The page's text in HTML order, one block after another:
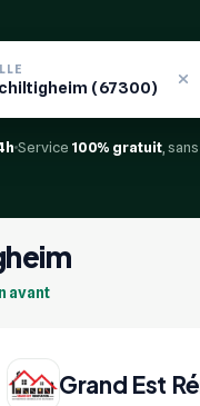
Service 100% gratuit ,
avant
Grand Est